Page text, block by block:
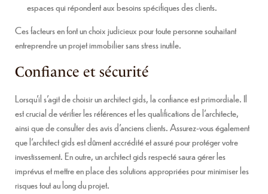
espaces qui répondent aux besoins spécifiques des clients.
Ces facteurs en font un choix judicieux pour toute personne souhaitant
entreprendre un projet immobilier sans stress inutile.
Confiance et sécurité
Lorsqu’il s’agit de choisir un architect gids, la confiance est primordiale. Il
est crucial de vérifier les références et les qualifications de l’architecte,
ainsi que de consulter des avis d’anciens clients. Assurez-vous également
que l’architect gids est dûment accrédité et assuré pour protéger votre
investissement. En outre, un architect gids respecté saura gérer les
imprévus et mettre en place des solutions appropriées pour minimiser les
risques tout au long du projet.